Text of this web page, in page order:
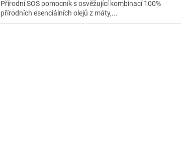
Přírodní SOS pomocník s osvěžující kombinací 100%
přírodních esenciálních olejů z máty,...